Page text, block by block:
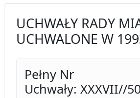
UCHWAŁY RADY
UCHWALONE W
Pełny Nr
Uchwały: XXXVII//